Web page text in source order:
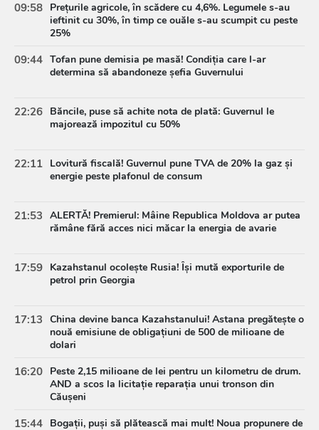
09:58 Prețurile agricole, în scădere cu 4,6%. Legumele s-au
ieftinit cu 30%, în timp ce ouăle s-au scumpit cu peste
25%
09:44 Tofan pune demisia pe masă! Condiția care l-ar
determina să abandoneze șefia Guvernului
22:26 Băncile, puse să achite nota de plată: Guvernul le
majorează impozitul cu 50%
22:11 Lovitură fiscală! Guvernul pune TVA de 20% la gaz și
energie peste plafonul de consum
21:53 ALERTĂ! Premierul: Mâine Republica Moldova ar putea
rămâne fără acces nici măcar la energia de avarie
17:59 Kazahstanul ocolește Rusia! Își mută exporturile de
petrol prin Georgia
17:13 China devine banca Kazahstanului! Astana pregătește o
nouă emisiune de obligațiuni de 500 de milioane de
dolari
16:20 Peste 2,15 milioane de lei pentru un kilometru de drum.
AND a scos la licitație reparația unui tronson din
Căușeni
15:44 Bogații, puși să plătească mai mult! Noua propunere de